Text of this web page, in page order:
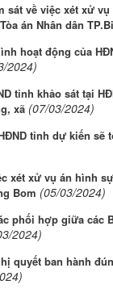
sát về việc xét xử
án Nhân dân
hoạt động của
2024)
tỉnh khảo sát tại
xã (07/03/2024)
tỉnh dự kiến sẽ
xét xử vụ án hình
Bom (05/03/2024)
phối hợp giữa các
2024)
quyết ban hành